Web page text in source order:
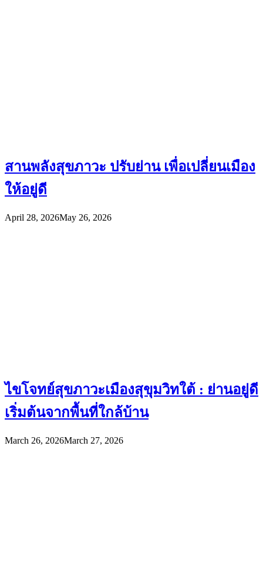
สานพลังสุขภาวะ ปรับย่าน เพื่อเปลี่ยนเมือง
ให้อยู่ดี
April 28, 2026May 26, 2026
ไขโจทย์สุขภาวะเมืองสุขุมวิทใต้ : ย่านอยู่ดี
เริ่มต้นจากพื้นที่ใกล้บ้าน
March 26, 2026March 27, 2026